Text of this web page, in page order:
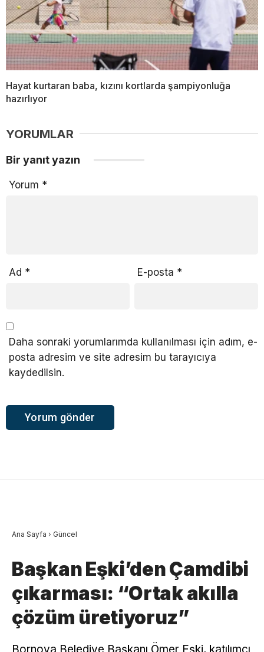
Hayat kurtaran baba, kızını kortlarda şampiyonluğa
hazırlıyor
YORUMLAR
Bir yanıt yazın
Yorum *
Ad * E-posta *
Daha sonraki yorumlarımda kullanılması için adım, e-
posta adresim ve site adresim bu tarayıcıya
kaydedilsin.
Ana Sayfa › Güncel
Başkan Eşki’den Çamdibi
çıkarması: “Ortak akılla
çözüm üretiyoruz”
Bornova Belediye Başkanı Ömer Eşki, katılımcı